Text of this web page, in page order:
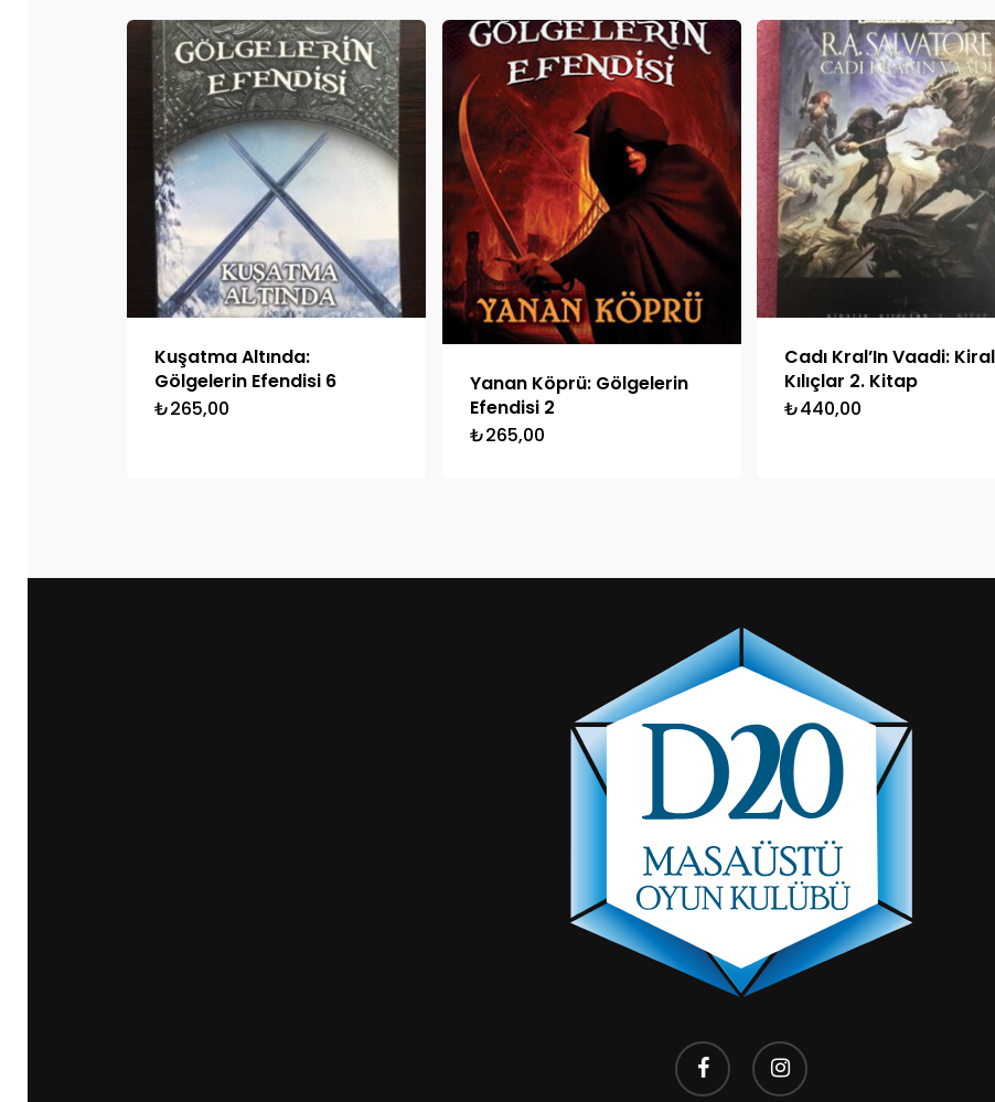
Kuşatma Altında:
Gölgelerin Efendisi 6
₺265,00
Yanan Köprü: Gölgelerin
Efendisi 2
₺265,00
Cadı Kral’In Vaadi:
Kılıçlar 2. Kitap
₺440,00
facebook instagram